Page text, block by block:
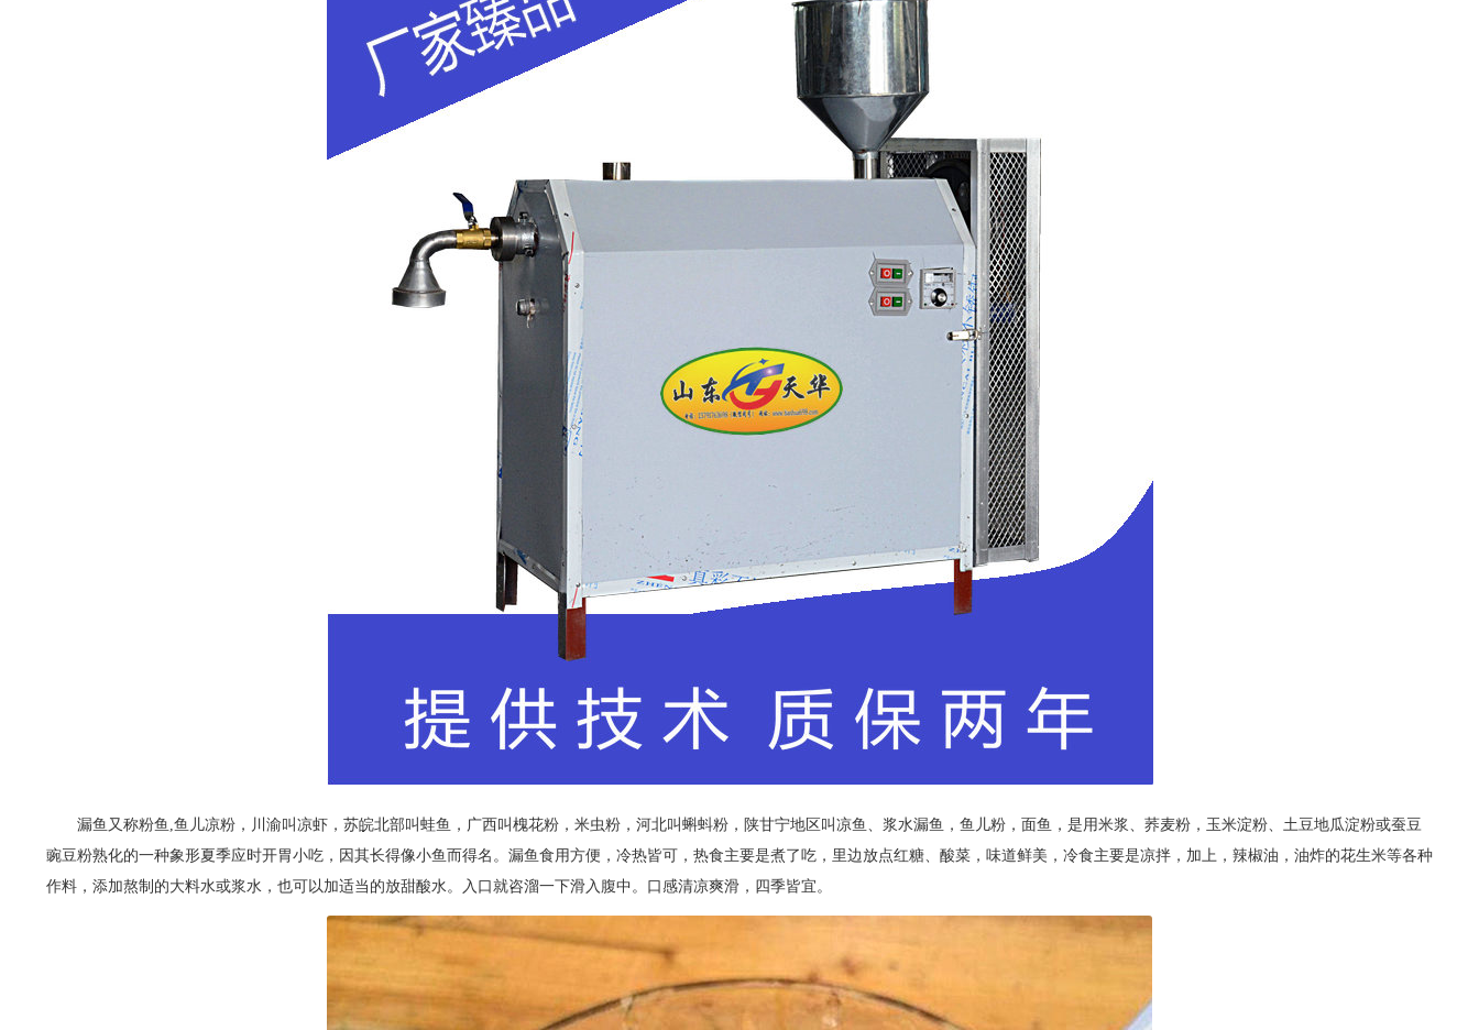
漏鱼又称粉鱼,鱼儿凉粉，川渝叫凉虾，苏皖北部叫蛙鱼，广西叫槐花粉，米虫粉，河北叫蝌蚪粉，陕甘宁地区叫凉鱼、浆水漏鱼，鱼儿粉，面鱼，是用米浆、荞麦粉，玉米淀粉、土豆地瓜淀粉或蚕豆
豌豆粉熟化的一种象形夏季应时开胃小吃，因其长得像小鱼而得名。漏鱼食用方便，冷热皆可，热食主要是煮了吃，里边放点红糖、酸菜，味道鲜美，冷食主要是凉拌，加上，辣椒油，油炸的花生米等各种
作料，添加熬制的大料水或浆水，也可以加适当的放甜酸水。入口就咨溜一下滑入腹中。口感清凉爽滑，四季皆宜。